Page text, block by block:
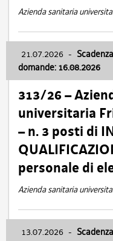
Azienda sanitaria
21.07.2026 -
domande: 16.08.2026
313/26 –
universitaria
– n. 3 posti di
personale di
Azienda sanitaria
13.07.2026 -